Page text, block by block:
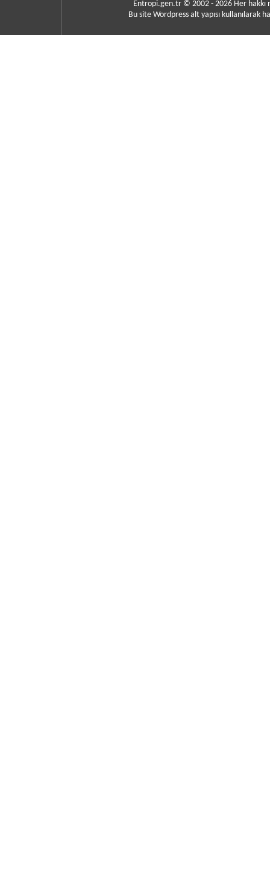
Entropi.gen.tr © 2002 - 2026 Her hakkı
Bu site Wordpress alt yapısı kullanılarak